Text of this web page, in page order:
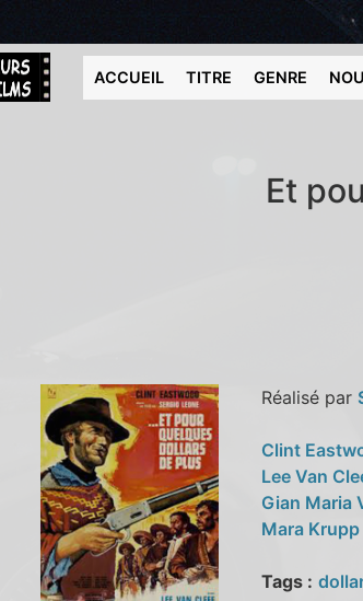
ACCUEIL TITRE GENRE
Et
Réalisé par
Clint
Lee Van
Gian Maria
Mara Krupp
Tags :